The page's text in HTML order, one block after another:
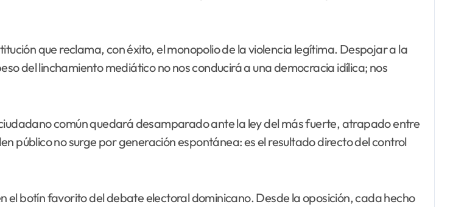
que reclama, con éxito, el monopolio de la violencia legítima. Despojar a la
del linchamiento mediático no nos conducirá a una democracia idílica; nos
común quedará desamparado ante la ley del más fuerte, atrapado entre
público no surge por generación espontánea: es el resultado directo del control
botín favorito del debate electoral dominicano. Desde la oposición, cada hecho